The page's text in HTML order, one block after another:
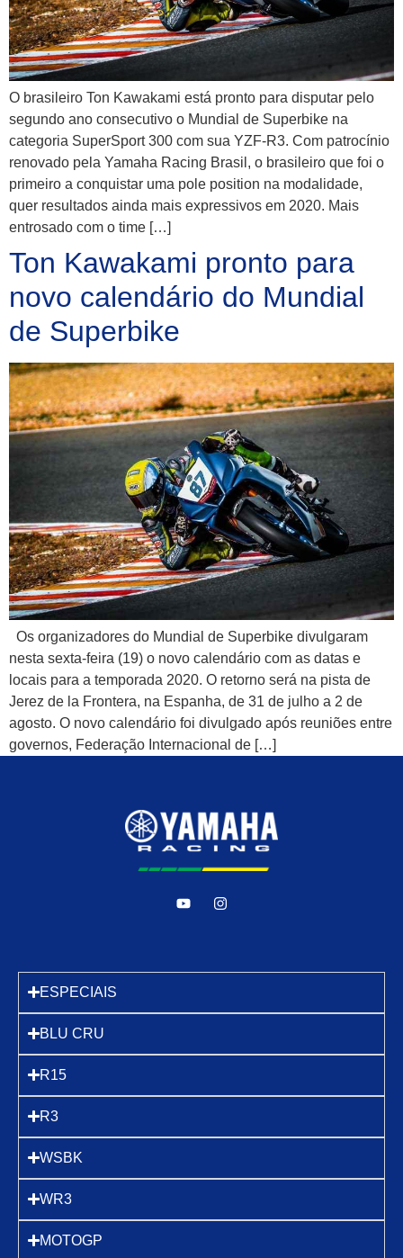
O brasileiro Ton Kawakami está pronto para disputar pelo
segundo ano consecutivo o Mundial de Superbike na
categoria SuperSport 300 com sua YZF-R3. Com patrocínio
renovado pela Yamaha Racing Brasil, o brasileiro que foi o
primeiro a conquistar uma pole position na modalidade,
quer resultados ainda mais expressivos em 2020. Mais
entrosado com o time […]
Ton Kawakami pronto para
novo calendário do Mundial
de Superbike
Os organizadores do Mundial de Superbike divulgaram
nesta sexta-feira (19) o novo calendário com as datas e
locais para a temporada 2020. O retorno será na pista de
Jerez de la Frontera, na Espanha, de 31 de julho a 2 de
agosto. O novo calendário foi divulgado após reuniões entre
governos, Federação Internacional de […]
ESPECIAIS
BLU CRU
R15
R3
WSBK
WR3
MOTOGP